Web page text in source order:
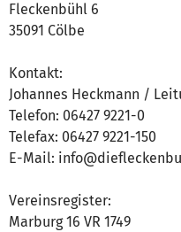
Fleckenbühl 6
35091 Cölbe
Kontakt:
Johannes Heckmann /
Telefon: 06427 9221-0
Telefax: 06427 9221-150
E-Mail:
Vereinsregister:
Marburg 16 VR 1749